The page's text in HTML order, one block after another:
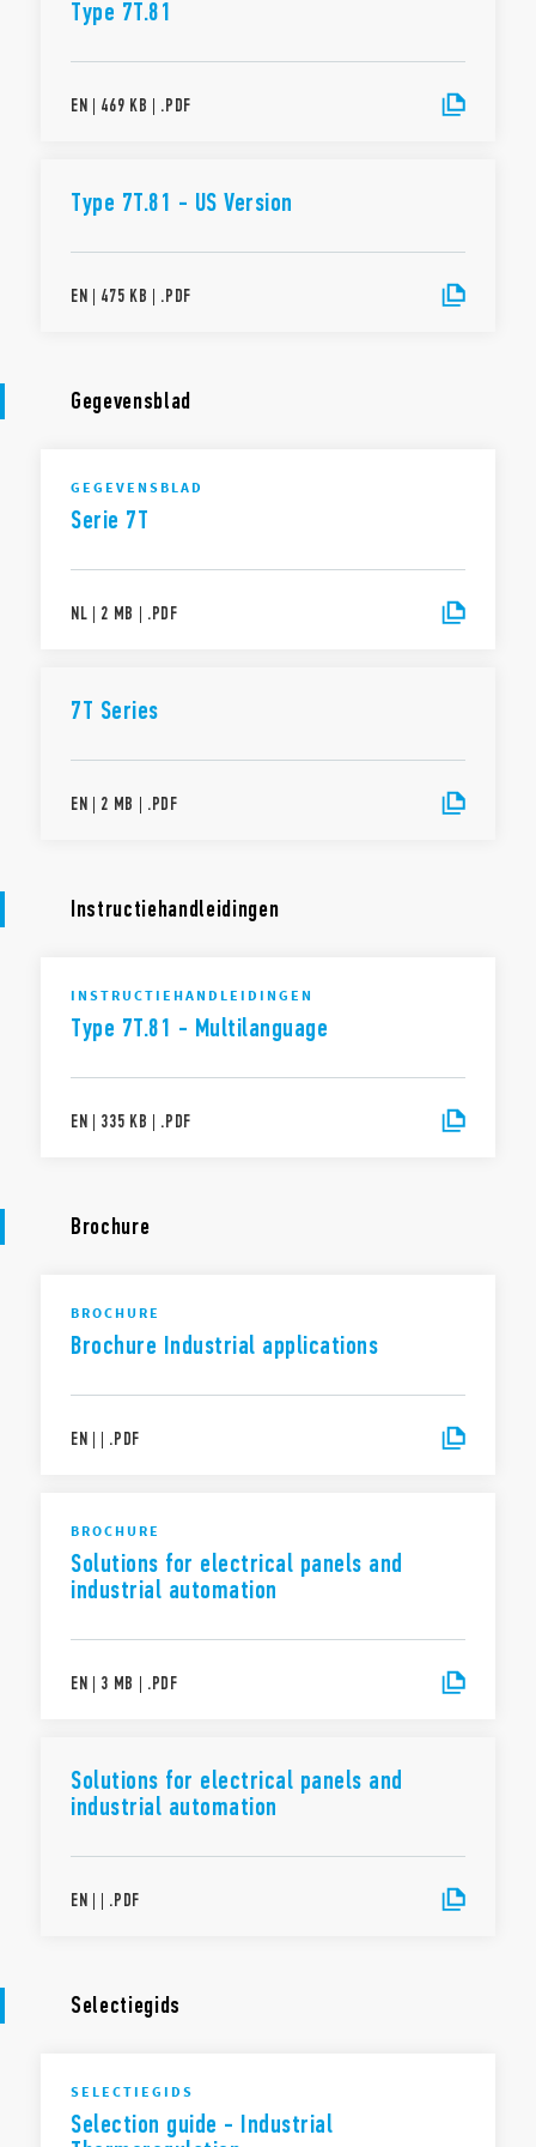
Type 7T.81
EN | 469 KB | .PDF
Type 7T.81 - US Version
EN | 475 KB | .PDF
Gegevensblad
GEGEVENSBLAD
Serie 7T
NL | 2 MB | .PDF
7T Series
EN | 2 MB | .PDF
Instructiehandleidingen
INSTRUCTIEHANDLEIDINGEN
Type 7T.81 - Multilanguage
EN | 335 KB | .PDF
Brochure
BROCHURE
Brochure Industrial applications
EN | | .PDF
BROCHURE
Solutions for electrical panels and
industrial automation
EN | 3 MB | .PDF
Solutions for electrical panels and
industrial automation
EN | | .PDF
Selectiegids
SELECTIEGIDS
Selection guide - Industrial